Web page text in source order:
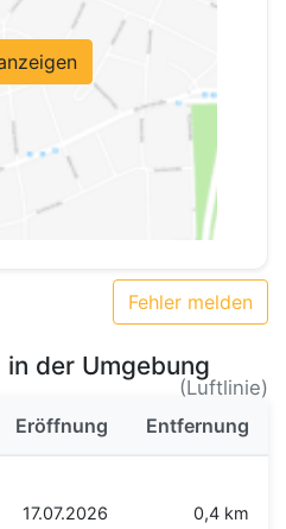
Fehler melden
der Umgebung
(Luftlinie)
Eröffnung Entfernung
17.07.2026 0,4 km